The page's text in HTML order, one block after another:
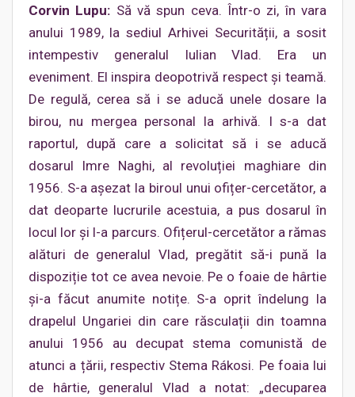
Corvin Lupu: Să vă spun ceva. Într-o zi, în vara
anului 1989, la sediul Arhivei Securității, a sosit
intempestiv generalul Iulian Vlad. Era un
eveniment. El inspira deopotrivă respect și teamă.
De regulă, cerea să i se aducă unele dosare la
birou, nu mergea personal la arhivă. I s-a dat
raportul, după care a solicitat să i se aducă
dosarul Imre Naghi, al revoluției maghiare din
1956. S-a așezat la biroul unui ofițer-cercetător, a
dat deoparte lucrurile acestuia, a pus dosarul în
locul lor și l-a parcurs. Ofițerul-cercetător a rămas
alături de generalul Vlad, pregătit să-i pună la
dispoziție tot ce avea nevoie. Pe o foaie de hârtie
și-a făcut anumite notițe. S-a oprit îndelung la
drapelul Ungariei din care răsculații din toamna
anului 1956 au decupat stema comunistă de
atunci a țării, respectiv Stema Rákosi. Pe foaia lui
de hârtie, generalul Vlad a notat: „decuparea